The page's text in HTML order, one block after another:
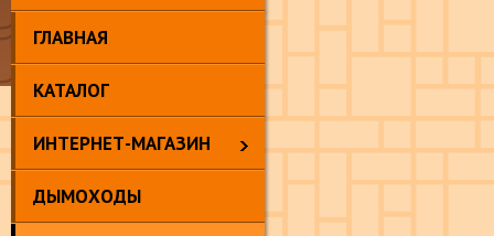
ГЛАВНАЯ
КАТАЛОГ
ИНТЕРНЕТ-МАГАЗИН
ДЫМОХОДЫ